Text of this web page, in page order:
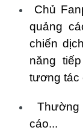
Chủ
quảng
chiến
năng
tương tác
cáo...